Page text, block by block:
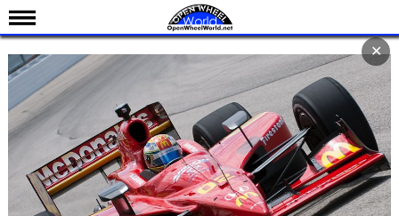
Nieuws
Kalender
Uitslagen
Standen
Coureurs
Teams
✕